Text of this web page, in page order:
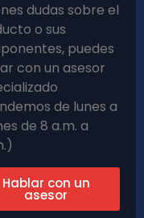
dudas sobre el
o sus
puedes
con un asesor
de lunes a
de 8 a.m. a
Hablar con un
asesor